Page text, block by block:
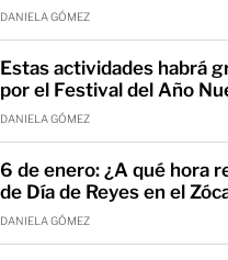
DANIELA GÓMEZ
Estas actividades habrá
por el Festival del Año
DANIELA GÓMEZ
6 de enero: ¿A qué hora
de Día de Reyes en el
DANIELA GÓMEZ